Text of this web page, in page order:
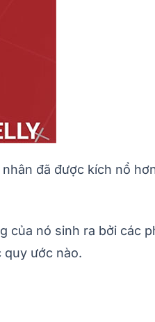
đã được kích nổ
của nó sinh ra bởi các
quy ước nào.